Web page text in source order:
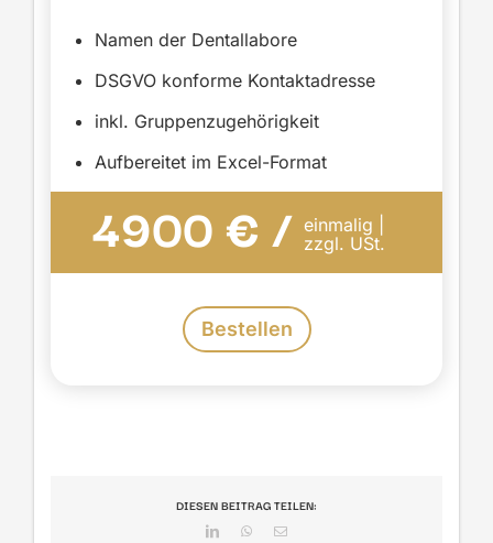
Namen der Dentallabore
DSGVO konforme Kontaktadresse
inkl. Gruppenzugehörigkeit
Aufbereitet im Excel-Format
4900 € / einmalig |
zzgl. USt.
Bestellen
DIESEN BEITRAG TEILEN:
LinkedInWhatsApp
E-